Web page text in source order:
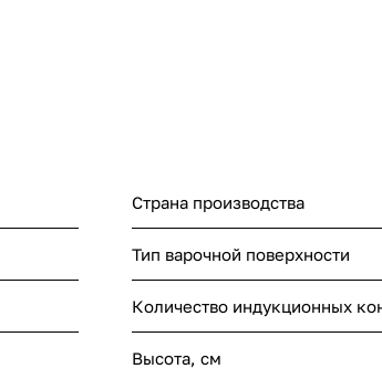
Страна производства
Тип варочной поверхности
Количество индукционных
Высота, см